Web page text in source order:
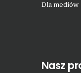
Dla mediów
Nasz